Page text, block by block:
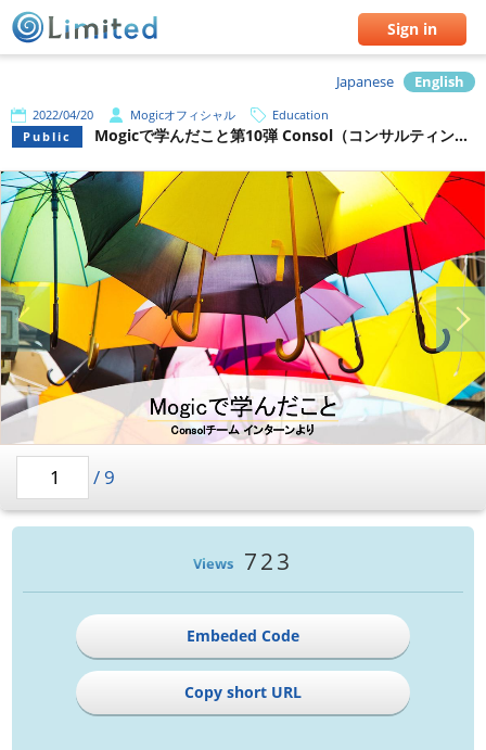
Sign in
Japanese English
2022/04/20 Mogicオフィシャル
Education
Public
Mogicで学んだこと第10弾 Consol（コンサルティング&ソリューション）チームインターン
/9
Views 723
Embeded Code
Copy short URL